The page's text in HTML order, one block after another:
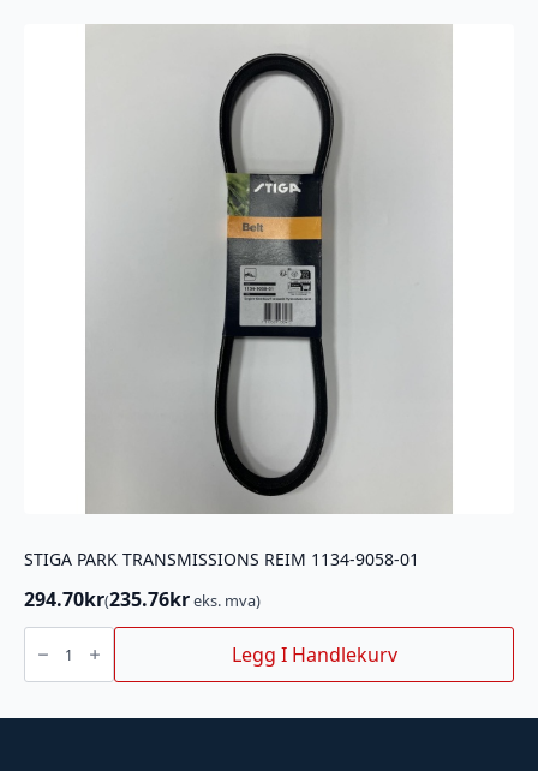
STIGA PARK TRANSMISSIONS REIM 1134-9058-01
294.70kr(235.76kreks. mva)
STIGA
TRANSMISSIONS
REIM
01
Legg I Handlekurv